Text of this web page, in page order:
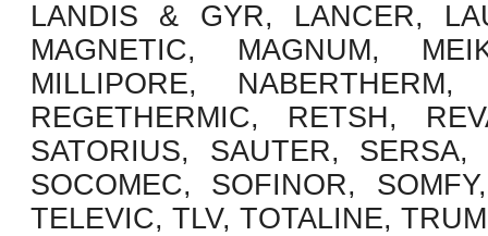
LANDIS & GYR, LANCER,
MAGNETIC, MAGNUM,
MILLIPORE,
REGETHERMIC, RETSH,
SATORIUS, SAUTER,
SOCOMEC, SOFINOR,
TELEVIC, TLV, TOTALINE,